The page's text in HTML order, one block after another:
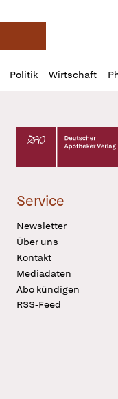
Deutsche
Politik Wirtschaft
Profil
öffnen
Daz
Pur
Deutscher
Service
Newsletter
Über uns
Kontakt
Mediadaten
Abo kündigen
RSS-Feed